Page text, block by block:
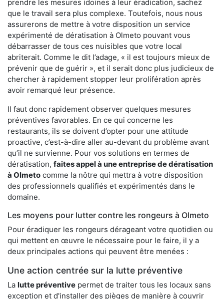
prendre les mesures idoines à leur éradication, sachez
que le travail sera plus complexe. Toutefois, nous nous
assurerons de mettre à votre disposition un service
expérimenté de dératisation à Olmeto pouvant vous
débarrasser de tous ces nuisibles que votre local
abriterait. Comme le dit l’adage, « il est toujours mieux de
prévenir que de guérir », et il serait donc plus judicieux de
chercher à rapidement stopper leur prolifération après
avoir remarqué leur présence.
Il faut donc rapidement observer quelques mesures
préventives favorables. En ce qui concerne les
restaurants, ils se doivent d’opter pour une attitude
proactive, c’est-à-dire aller au-devant du problème avant
qu’il ne survienne. Pour vos solutions en termes de
dératisation, faites appel à une entreprise de dératisation
à Olmeto comme la nôtre qui mettra à votre disposition
des professionnels qualifiés et expérimentés dans le
domaine.
Les moyens pour lutter contre les rongeurs à Olmeto
Pour éradiquer les rongeurs dérageant votre quotidien ou
qui mettent en œuvre le nécessaire pour le faire, il y a
deux principales actions qui peuvent être menées :
Une action centrée sur la lutte préventive
La lutte préventive permet de traiter tous les locaux sans
exception et d'installer des pièges de manière à couvrir